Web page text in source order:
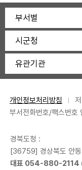
부서별
시군청
유관기관
개인정보처리방침
부서전화번호/팩스번호
경북도청 :
[36759] 경상북도 안
대표 054-880-2114